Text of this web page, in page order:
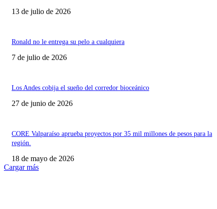
13 de julio de 2026
Ronald no le entrega su pelo a cualquiera
7 de julio de 2026
Los Andes cobija el sueño del corredor bioceánico
27 de junio de 2026
CORE Valparaíso aprueba proyectos por 35 mil millones de pesos para la
región.
18 de mayo de 2026
Cargar más